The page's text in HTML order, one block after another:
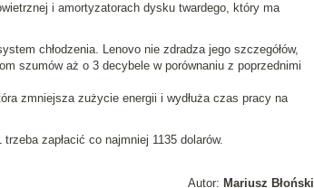
i amortyzatorach dysku twardego, który ma
chłodzenia. Lenovo nie zdradza jego szczegółów,
szumów aż o 3 decybele w porównaniu z poprzednimi
zmniejsza zużycie energii i wydłuża czas pracy na
zapłacić co najmniej 1135 dolarów.
Autor: Mariusz Błoński